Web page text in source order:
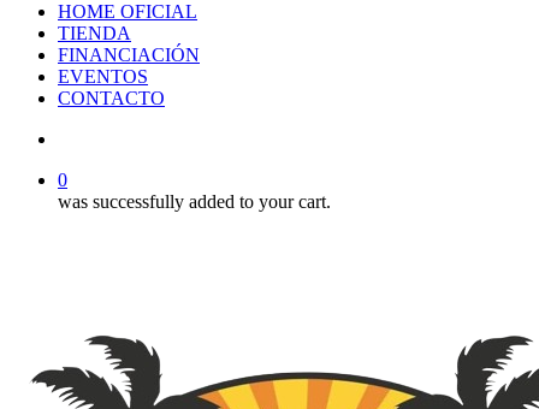
HOME OFICIAL
TIENDA
FINANCIACIÓN
EVENTOS
CONTACTO
0
was successfully added to your cart.